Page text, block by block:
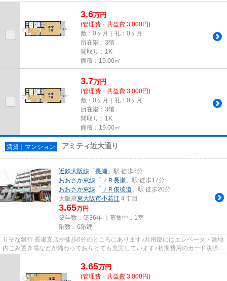
しの良い湿気が溜まりにくい物件...
3.6万円
(管理費・共益費 3,000円)
敷：0ヶ月｜礼：0ヶ月
所在階：3階
間取り：1K
面積：19.00㎡
3.7万円
(管理費・共益費 3,000円)
敷：0ヶ月｜礼：0ヶ月
所在階：3階
間取り：1K
面積：19.00㎡
賃貸｜マンション アミティ近大通り
近鉄大阪線 「長瀬 」駅 徒歩8分
おおさか東線 「 ＪＲ長瀬 」駅 徒歩17分
おおさか東線 「 ＪＲ俊徳道 」駅 徒歩20分
大阪府東大阪市小若江 ４丁目
3.65万円
築年数：築36年 ｜募集中： 1室
階数：6階建
りそな銀行 長瀬支店が徒歩6分のところにあります♪共用部にはエレベータ・敷地
内ごみ置き場などが備わっておりとても充実しています♪初期費用のカード決済が
できます♪うっとりする程綺...
3.65万円
(管理費・共益費 3,000円)